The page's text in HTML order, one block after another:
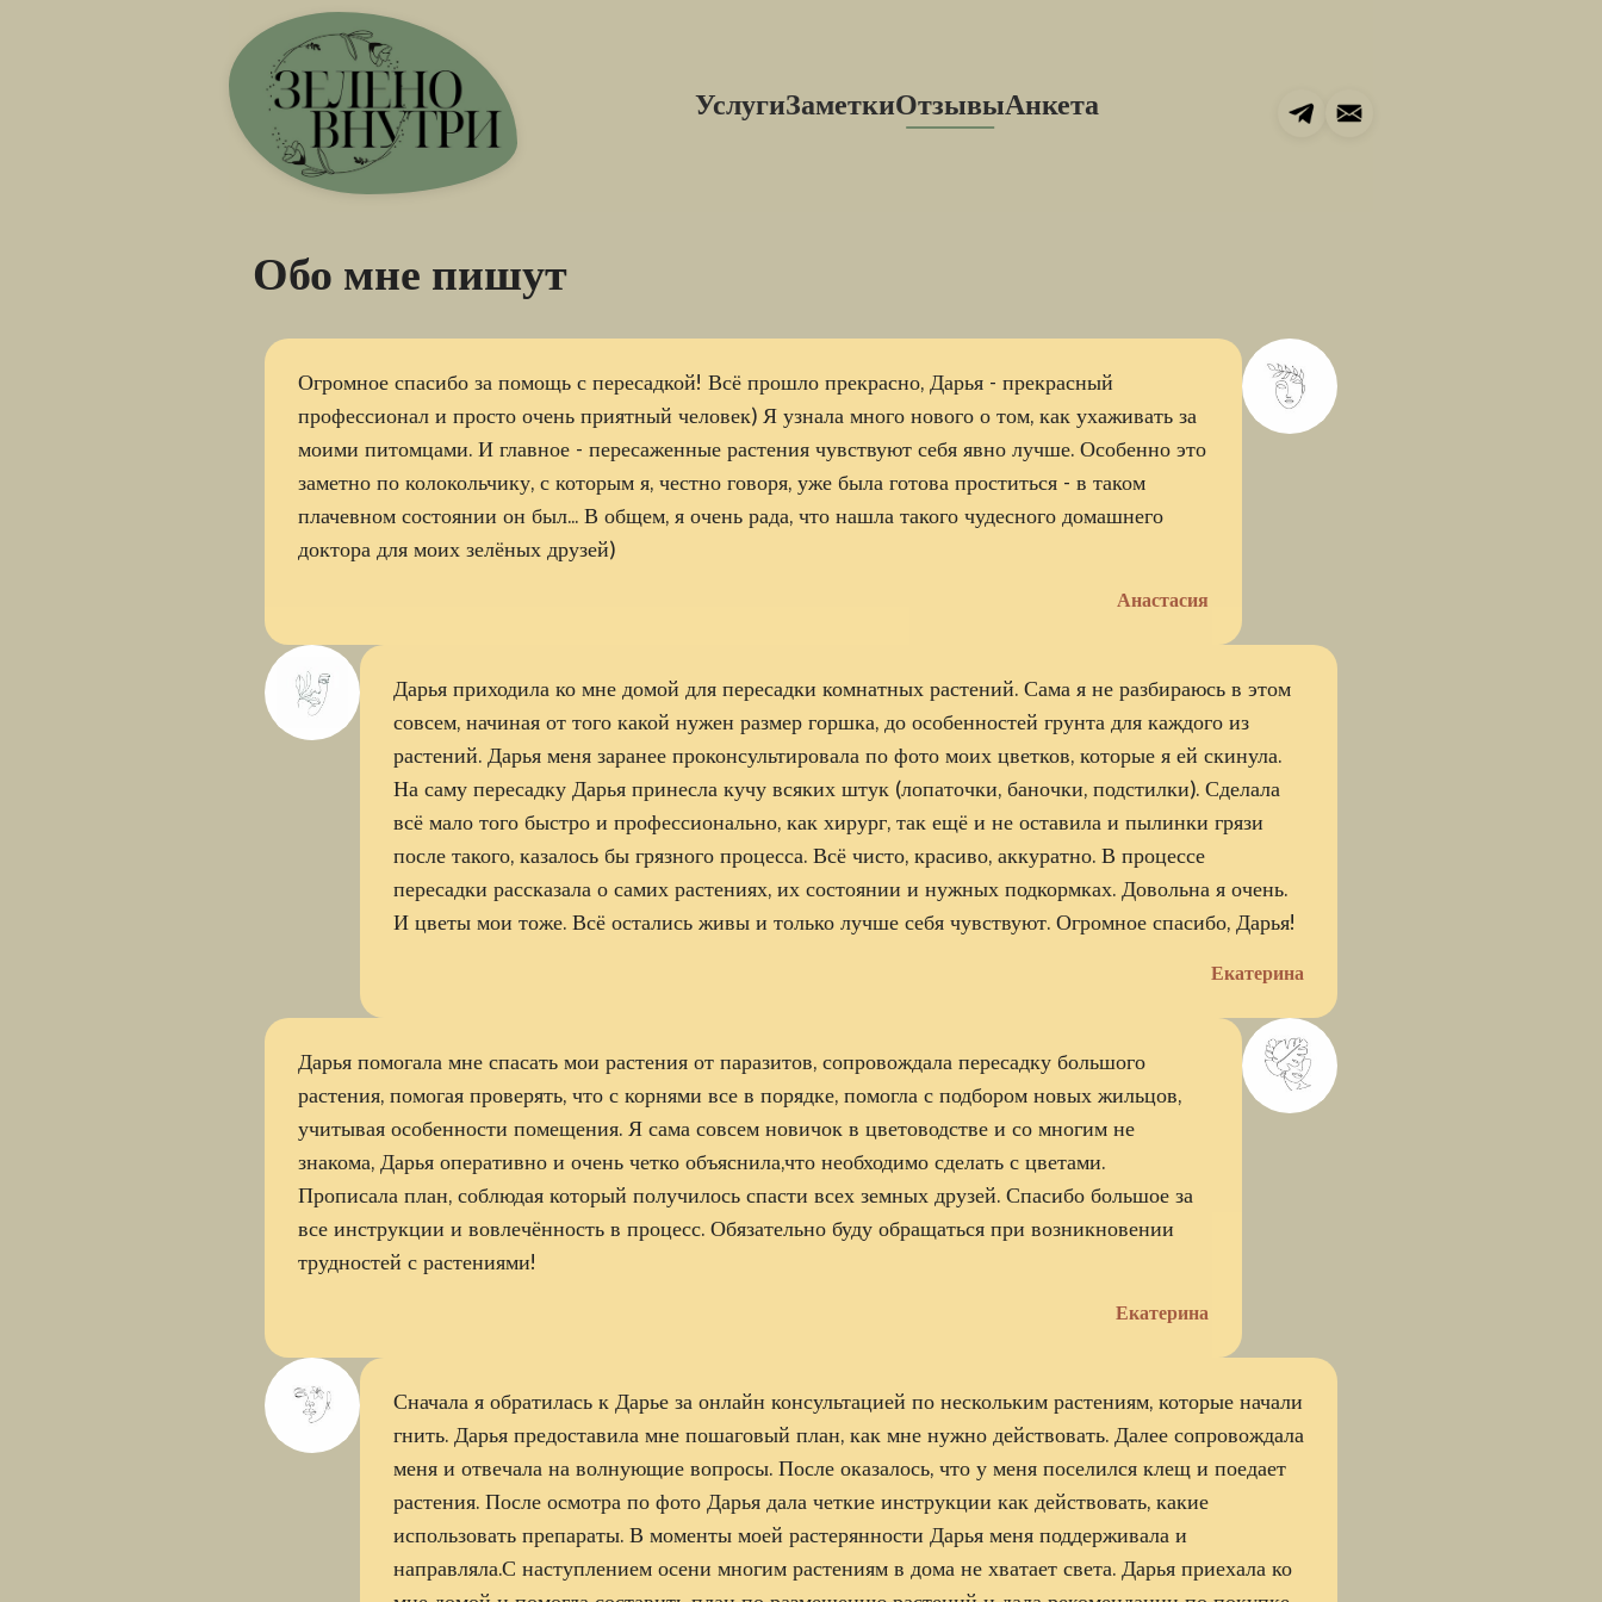
УслугиЗаметкиОтзывыАнкета
Обо мне пишут
Огромное спасибо за помощь с пересадкой! Всё прошло прекрасно, Дарья - прекрасный
профессионал и просто очень приятный человек) Я узнала много нового о том, как ухаживать за
моими питомцами. И главное - пересаженные растения чувствуют себя явно лучше. Особенно это
заметно по колокольчику, с которым я, честно говоря, уже была готова проститься - в таком
плачевном состоянии он был... В общем, я очень рада, что нашла такого чудесного домашнего
доктора для моих зелёных друзей)
Анастасия
Дарья приходила ко мне домой для пересадки комнатных растений. Сама я не разбираюсь в этом
совсем, начиная от того какой нужен размер горшка, до особенностей грунта для каждого из
растений. Дарья меня заранее проконсультировала по фото моих цветков, которые я ей скинула.
На саму пересадку Дарья принесла кучу всяких штук (лопаточки, баночки, подстилки). Сделала
всё мало того быстро и профессионально, как хирург, так ещё и не оставила и пылинки грязи
после такого, казалось бы грязного процесса. Всё чисто, красиво, аккуратно. В процессе
пересадки рассказала о самих растениях, их состоянии и нужных подкормках. Довольна я очень.
И цветы мои тоже. Всё остались живы и только лучше себя чувствуют. Огромное спасибо, Дарья!
Екатерина
Дарья помогала мне спасать мои растения от паразитов, сопровождала пересадку большого
растения, помогая проверять, что с корнями все в порядке, помогла с подбором новых жильцов,
учитывая особенности помещения. Я сама совсем новичок в цветоводстве и со многим не
знакома, Дарья оперативно и очень четко объяснила,что необходимо сделать с цветами.
Прописала план, соблюдая который получилось спасти всех земных друзей. Спасибо большое за
все инструкции и вовлечённость в процесс. Обязательно буду обращаться при возникновении
трудностей с растениями!
Екатерина
Сначала я обратилась к Дарье за онлайн консультацией по нескольким растениям, которые начали
гнить. Дарья предоставила мне пошаговый план, как мне нужно действовать. Далее сопровождала
меня и отвечала на волнующие вопросы. После оказалось, что у меня поселился клещ и поедает
растения. После осмотра по фото Дарья дала четкие инструкции как действовать, какие
использовать препараты. В моменты моей растерянности Дарья меня поддерживала и
направляла.С наступлением осени многим растениям в дома не хватает света. Дарья приехала ко